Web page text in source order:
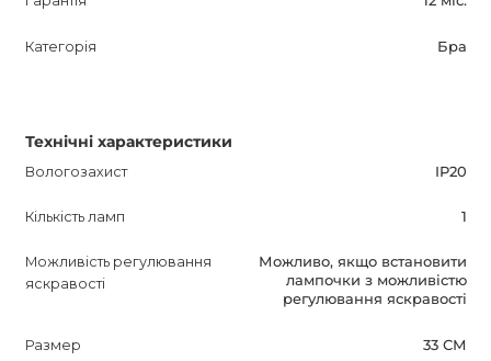
Категорія Бра
Технічні характеристики
Вологозахист IP20
Кількість ламп 1
Можливість регулювання
яскравості
Можливо, якщо встановити
лампочки з можливістю
регулювання яскравості
Размер 33 СМ